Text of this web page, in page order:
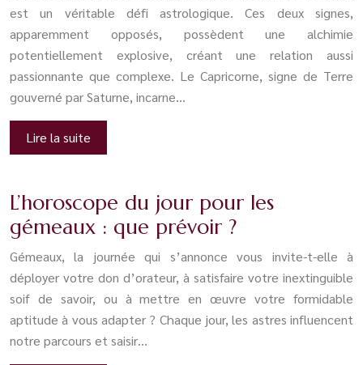
est un véritable défi astrologique. Ces deux signes,
apparemment opposés, possèdent une alchimie
potentiellement explosive, créant une relation aussi
passionnante que complexe. Le Capricorne, signe de Terre
gouverné par Saturne, incarne…
Lire la suite
L’horoscope du jour pour les
gémeaux : que prévoir ?
Gémeaux, la journée qui s’annonce vous invite-t-elle à
déployer votre don d’orateur, à satisfaire votre inextinguible
soif de savoir, ou à mettre en œuvre votre formidable
aptitude à vous adapter ? Chaque jour, les astres influencent
notre parcours et saisir…